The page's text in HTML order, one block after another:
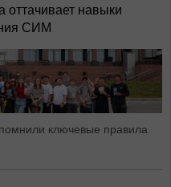
навыки
СИМ
ключевые правила